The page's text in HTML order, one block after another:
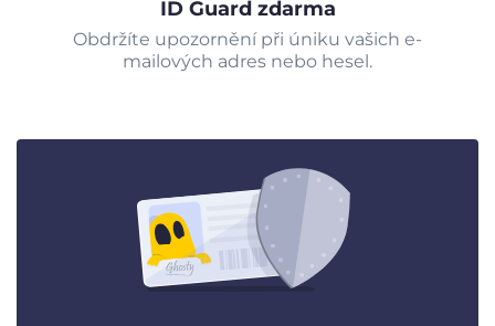
ID Guard zdarma
Obdržíte upozornění při úniku vašich e-
mailových adres nebo hesel.